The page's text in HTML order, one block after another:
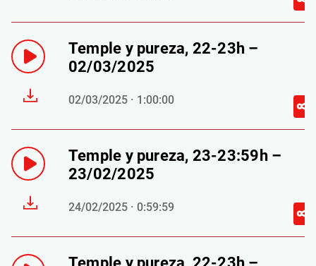
Temple y pureza, 22-23h –
02/03/2025
02/03/2025 · 1:00:00
Temple y pureza, 23-23:59h –
23/02/2025
24/02/2025 · 0:59:59